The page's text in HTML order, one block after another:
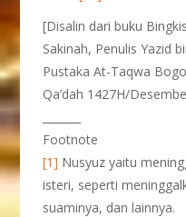
[Disalin dari buku
Sakinah, Penulis Yazid
Pustaka At-Taqwa
Qa’dah 1427H/
Footnote
[1] Nusyuz yaitu
isteri, seperti
suaminya, dan lainnya.